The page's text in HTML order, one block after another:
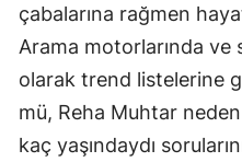
çabalarına rağmen
Arama motorlarında ve
olarak trend listelerine
mü, Reha Muhtar
kaç yaşındaydı